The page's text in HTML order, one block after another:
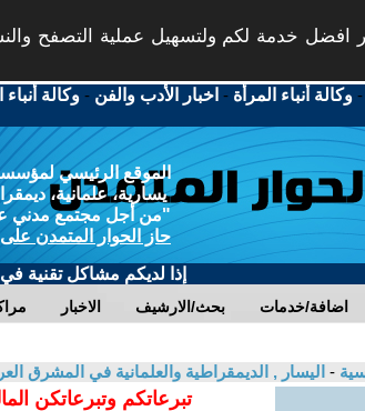
افضل خدمة لكم ولتسهيل عملية التصفح
-وكالة أنباء المرأة - اخبار الأدب والفن -وكالة أنباء
الموقع الرئيسي
يسارية، علمانية،
"من أجل مجتمع مدني
حاز الحوار المتمدن
إذا لديكم مشاكل تقنية
الاخبار بحث/الارشيف اضافة/خدمات
- اليسار , الديمقراطية والعلمانية في المشرق
تبرعاتكم وتبرعاتكن